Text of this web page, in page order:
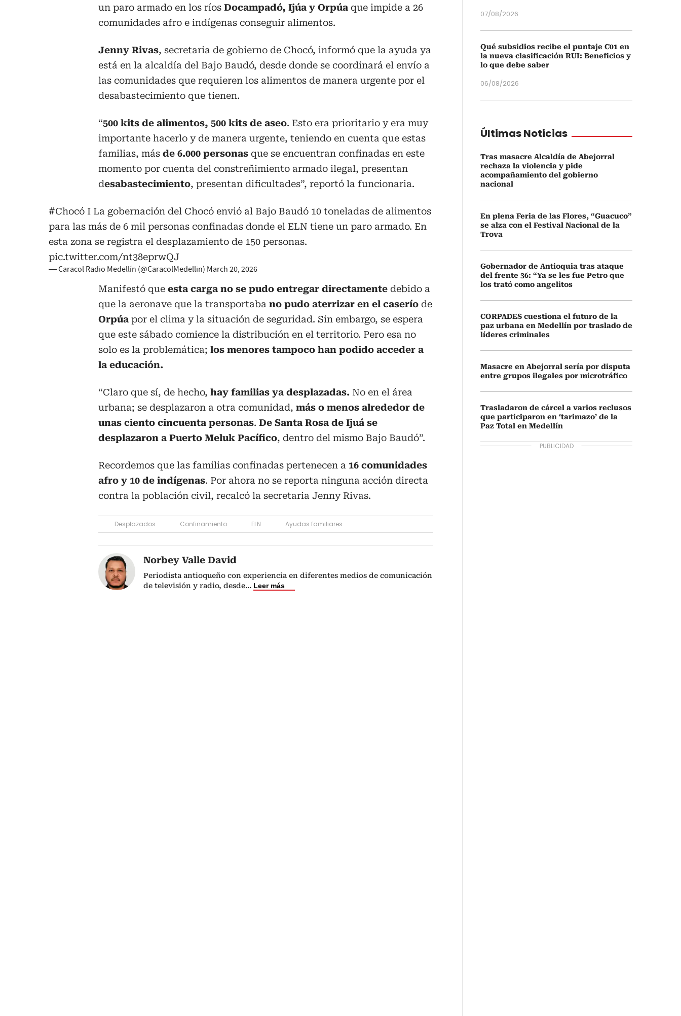
un paro armado en los ríos Docampadó, Ijúa y Orpúa que impide a 26
comunidades afro e indígenas conseguir alimentos.
Jenny Rivas, secretaria de gobierno de Chocó, informó que la ayuda ya
está en la alcaldía del Bajo Baudó, desde donde se coordinará el envío a
las comunidades que requieren los alimentos de manera urgente por el
desabastecimiento que tienen.
“500 kits de alimentos, 500 kits de aseo. Esto era prioritario y era muy
importante hacerlo y de manera urgente, teniendo en cuenta que estas
familias, más de 6.000 personas que se encuentran confinadas en este
momento por cuenta del constreñimiento armado ilegal, presentan
desabastecimiento, presentan dificultades”, reportó la funcionaria.
#Chocó I La gobernación del Chocó envió al Bajo Baudó 10 toneladas de alimentos
para las más de 6 mil personas confinadas donde el ELN tiene un paro armado. En
esta zona se registra el desplazamiento de 150 personas.
pic.twitter.com/nt38eprwQJ
— Caracol Radio Medellín (@CaracolMedellin) March 20, 2026
Manifestó que esta carga no se pudo entregar directamente debido a
que la aeronave que la transportaba no pudo aterrizar en el caserío de
Orpúa por el clima y la situación de seguridad. Sin embargo, se espera
que este sábado comience la distribución en el territorio. Pero esa no
solo es la problemática; los menores tampoco han podido acceder a
la educación.
“Claro que sí, de hecho, hay familias ya desplazadas. No en el área
urbana; se desplazaron a otra comunidad, más o menos alrededor de
unas ciento cincuenta personas. De Santa Rosa de Ijuá se
desplazaron a Puerto Meluk Pacífico, dentro del mismo Bajo Baudó”.
Recordemos que las familias confinadas pertenecen a 16 comunidades
afro y 10 de indígenas. Por ahora no se reporta ninguna acción directa
contra la población civil, recalcó la secretaria Jenny Rivas.
Desplazados Confinamiento ELN Ayudas familiares
Norbey Valle David
Periodista antioqueño con experiencia en diferentes medios de comunicación
de televisión y radio, desde... Leer más
07/08/2026
Qué subsidios recibe el puntaje C01 en
la nueva clasificación RUI: Beneficios y
lo que debe saber
06/08/2026
Últimas Noticias
Tras masacre Alcaldía de Abejorral
rechaza la violencia y pide
acompañamiento del gobierno
nacional
En plena Feria de las Flores, “Guacuco”
se alza con el Festival Nacional de la
Trova
Gobernador de Antioquia tras ataque
del frente 36: “Ya se les fue Petro que
los trató como angelitos
CORPADES cuestiona el futuro de la
paz urbana en Medellín por traslado de
líderes criminales
Masacre en Abejorral sería por disputa
entre grupos ilegales por microtráfico
Trasladaron de cárcel a varios reclusos
que participaron en ‘tarimazo’ de la
Paz Total en Medellín